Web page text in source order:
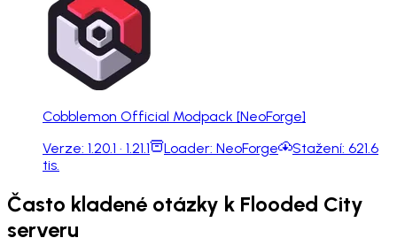
Cobblemon Official Modpack [NeoForge]
Verze: 1.20.1 · 1.21.1 Loader: NeoForge Stažení: 621.6
tis.
Často kladené otázky k Flooded City
serveru